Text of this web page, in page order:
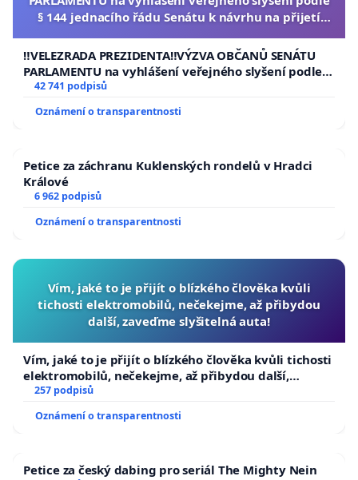
§ 144 jednacího řádu Senátu k návrhu na přijetí
republiky
‼️VELEZRADA PREZIDENTA‼️VÝZVA OBČANŮ SENÁTU
PARLAMENTU na vyhlášení veřejného slyšení podle §
144 jednacího řádu Senátu k návrhu na přijetí
republiky
42 741 podpisů
Oznámení o transparentnosti
Petice za záchranu Kuklenských rondelů v Hradci
Králové
6 962 podpisů
Oznámení o transparentnosti
Vím, jaké to je přijít o blízkého člověka kvůli
tichosti elektromobilů, nečekejme, až přibydou
další, zaveďme slyšitelná auta!
Vím, jaké to je přijít o blízkého člověka kvůli tichosti
elektromobilů, nečekejme, až přibydou další,
zaveďme slyšitelná auta!
257 podpisů
Oznámení o transparentnosti
Petice za český dabing pro seriál The Mighty Nein